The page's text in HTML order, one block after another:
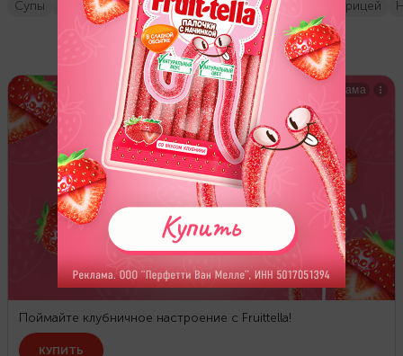
супы обед просто первые блюда Рецепты с курицей